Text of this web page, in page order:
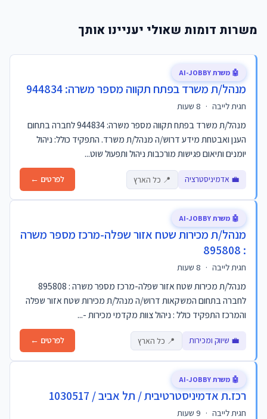
משרות דומות שאולי יעניינו אותך
מנהל/ת משרד בפתח תקווה מספר משרה: 944834
חגית לייבה ·
מנהל/ת משרד בפתח תקווה מספר משרה: 944834 לחברה בתחום
הענן ואבטחת מידע דרוש/ה מנהל/ת משרד. התפקיד כולל: ניהול
יומנים ותיאום פגישות מורכבות ניהול ותפעול שוט...
💼 אדמיניסטרציה 📍 כל הארץ לפרטים ←
🤖 משרת AI-JOBBY
מנהל/ת מכירות שטח אזור שפלה-מרכז מספר משרה
: 895808
חגית לייבה ·
מנהל/ת מכירות שטח אזור שפלה-מרכז מספר משרה : 895808
לחברה בתחום המשקאות דרוש/ה מנהל/ת מכירות שטח אזור שפלה
והמרכז התפקיד כולל : ניהול צוות מקדמי מכירות -...
💼 שיווק ומכירות 📍 כל הארץ לפרטים ←
🤖 משרת AI-JOBBY
רכז.ת אדמיניסטרטיבית / תל אביב / 1030517
חגית לייבה ·
🤖 משרת AI-JOBBY